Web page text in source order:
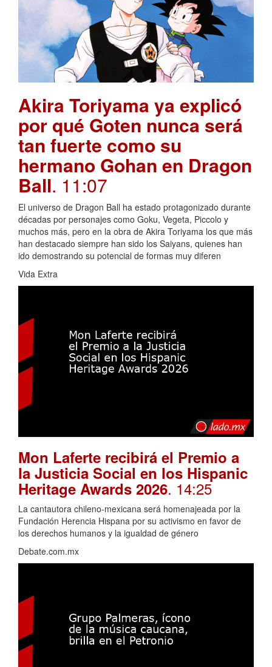
Akira Toriyama ya explicó
por qué Goten nunca será
tan fuerte como su
hermano Gohan en Dragon
Ball. 11:07
El universo de Dragon Ball ha estado protagonizado durante
décadas por personajes como Goku, Vegeta, Piccolo y
muchos más, pero en la obra de Akira Toriyama los que más
han destacado siempre han sido los Saiyans, quienes han
ido demostrando su potencial de formas muy diferen
Vida Extra
Mon Laferte recibirá el Premio a
la Justicia Social en los Hispanic
Heritage Awards 2026. 14:25
La cantautora chileno-mexicana será homenajeada por la
Fundación Herencia Hispana por su activismo en favor de
los derechos humanos y la igualdad de género
Debate.com.mx